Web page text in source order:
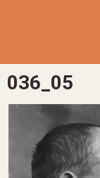
036_05